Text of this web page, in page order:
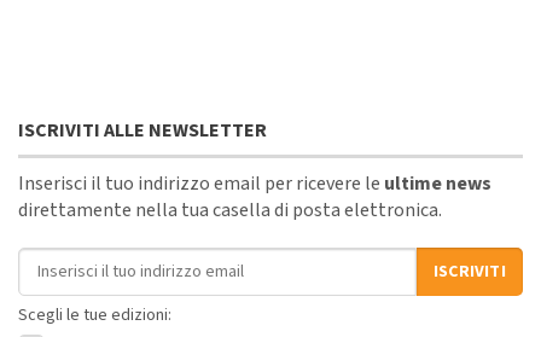
ISCRIVITI ALLE NEWSLETTER
Inserisci il tuo indirizzo email per ricevere le ultime news
direttamente nella tua casella di posta elettronica.
Indirizzo email
ISCRIVITI
Scegli le tue edizioni: